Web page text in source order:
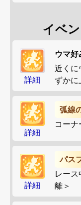
イベ
詳細
ウマ好
近くに
ずかに
詳細
弧線
コー
詳細
パス
レー
離＞